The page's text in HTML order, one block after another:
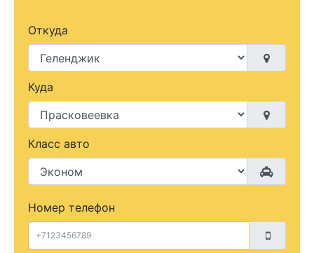
Откуда
Куда
Класс авто
Номер телефон